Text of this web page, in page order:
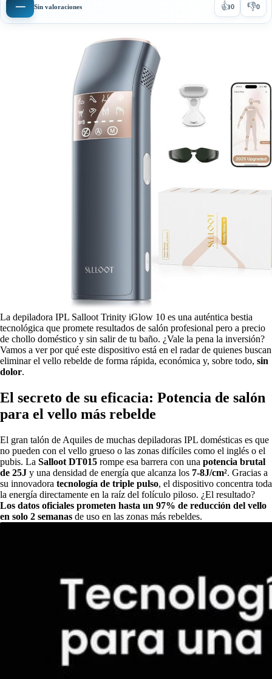
— Sin valoraciones 👍0 👎0
La depiladora IPL Salloot Trinity iGlow 10 es una auténtica bestia
tecnológica que promete resultados de salón profesional pero a precio
de chollo doméstico y sin salir de tu baño. ¿Vale la pena la inversión?
Vamos a ver por qué este dispositivo está en el radar de quienes buscan
eliminar el vello rebelde de forma rápida, económica y, sobre todo, sin
dolor.
El secreto de su eficacia: Potencia de salón
para el vello más rebelde
El gran talón de Aquiles de muchas depiladoras IPL domésticas es que
no pueden con el vello grueso o las zonas difíciles como el inglés o el
pubis. La Salloot DT015 rompe esa barrera con una potencia brutal
de 25J y una densidad de energía que alcanza los 7-8J/cm². Gracias a
su innovadora tecnología de triple pulso, el dispositivo concentra toda
la energía directamente en la raíz del folículo piloso. ¿El resultado?
Los datos oficiales prometen hasta un 97% de reducción del vello
en solo 2 semanas de uso en las zonas más rebeldes.